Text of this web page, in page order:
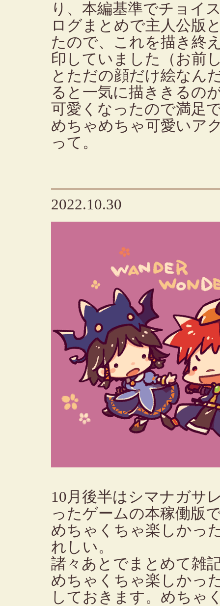
り、本編基準でチョイ
ログまとめで主人公版
たので、これを描き終
印していました（お前
とただの顔だけ絵なん
ると一気に描ききるの
可愛くなったので満足
めちゃめちゃ可愛いア
って。
2022.10.30
10月後半はシマナガサ
ったゲームの本稼働版
めちゃくちゃ楽しかっ
れしい。
諸々あとでまとめて雑
めちゃくちゃ楽しかっ
しておきます。めちゃ